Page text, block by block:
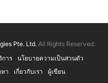
Pte. Ltd.All Rights Reserved.
การ
นโยบายความเป็นส่วนตัว
า เกี่ยวกับเรา ผู้เขียน